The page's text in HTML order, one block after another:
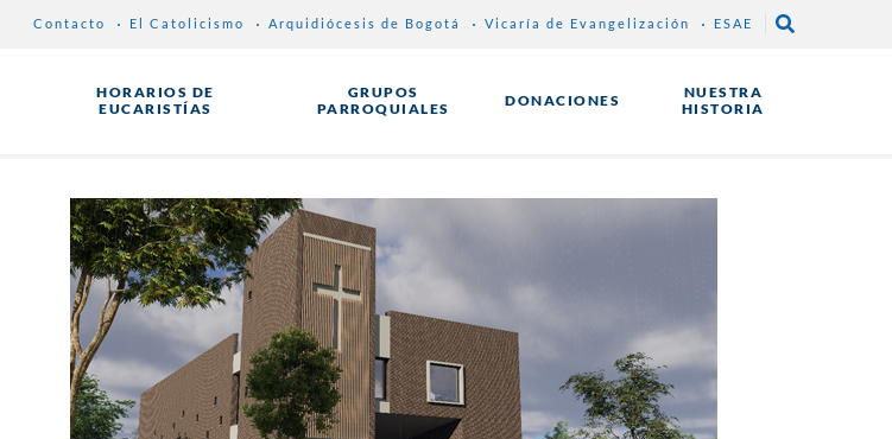
Contacto El Catolicismo Arquidiócesis de Bogotá Vicaría de Evangelización ESAE
HORARIOS DE
EUCARISTÍAS
GRUPOS
PARROQUIALES
DONACIONES
NUESTRA
HISTORIA